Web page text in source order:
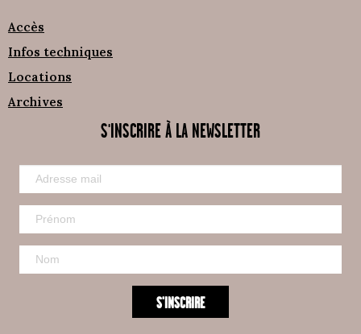
Accès
Infos techniques
Locations
Archives
S'INSCRIRE À LA NEWSLETTER